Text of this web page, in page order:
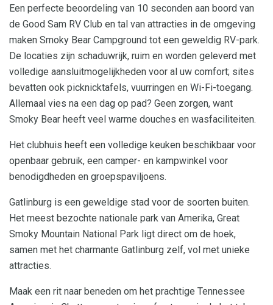
Een perfecte beoordeling van 10 seconden aan boord van
de Good Sam RV Club en tal van attracties in de omgeving
maken Smoky Bear Campground tot een geweldig RV-park.
De locaties zijn schaduwrijk, ruim en worden geleverd met
volledige aansluitmogelijkheden voor al uw comfort; sites
bevatten ook picknicktafels, vuurringen en Wi-Fi-toegang.
Allemaal vies na een dag op pad? Geen zorgen, want
Smoky Bear heeft veel warme douches en wasfaciliteiten.
Het clubhuis heeft een volledige keuken beschikbaar voor
openbaar gebruik, een camper- en kampwinkel voor
benodigdheden en groepspaviljoens.
Gatlinburg is een geweldige stad voor de soorten buiten.
Het meest bezochte nationale park van Amerika, Great
Smoky Mountain National Park ligt direct om de hoek,
samen met het charmante Gatlinburg zelf, vol met unieke
attracties.
Maak een rit naar beneden om het prachtige Tennessee